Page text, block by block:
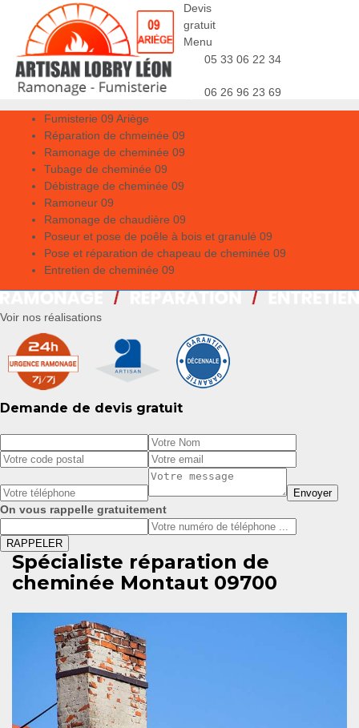
Devis
gratuit
Menu
05 33 06 22 34
06 26 96 23 69
Fumisterie 09 Ariège
Réparation de chmeinée 09
Ramonage de cheminée 09
Tubage de cheminée 09
Débistrage de cheminée 09
Ramoneur 09
Ramonage de chaudière 09
Poseur et pose de poêle à bois et granulé 09
Pose et réparation de chapeau de cheminée 09
Entretien de cheminée 09
Voir nos réalisations
Demande de devis gratuit
On vous rappelle gratuitement
Spécialiste réparation de
cheminée Montaut 09700